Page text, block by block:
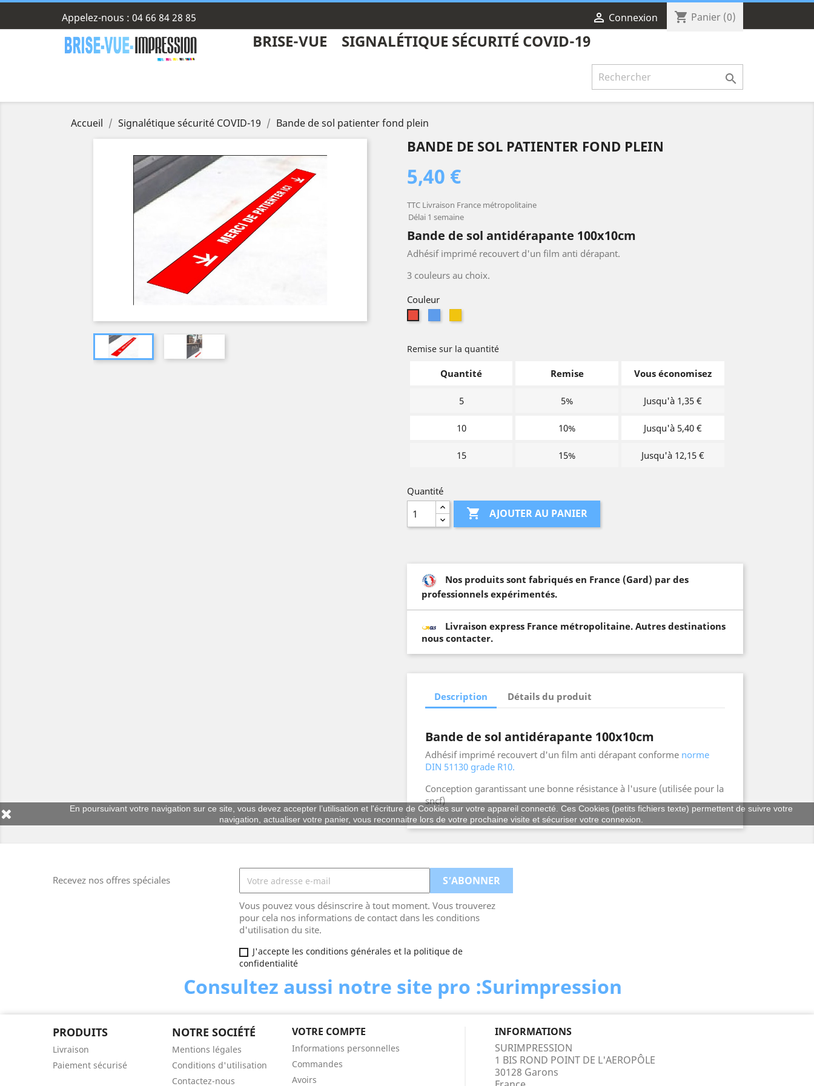
Appelez-nous : 04 66 84 28 85  Connexion shopping_cart Panier (0)
BRISE-VUE SIGNALÉTIQUE SÉCURITÉ COVID-19

Accueil Signalétique sécurité COVID-19 Bande de sol patienter fond plein
BANDE DE SOL PATIENTER FOND PLEIN
5,40 €
TTC Livraison France métropolitaine
Délai 1 semaine
Bande de sol antidérapante 100x10cm
Adhésif imprimé recouvert d'un film anti dérapant.
3 couleurs au choix.
Couleur
Remise sur la quantité
Quantité Remise Vous économisez
5 5% Jusqu'à 1,35 €
10 10% Jusqu'à 5,40 €
15 15% Jusqu'à 12,15 €
Quantité
 AJOUTER AU PANIER
Nos produits sont fabriqués en France (Gard) par des
professionnels expérimentés.
Livraison express France métropolitaine. Autres destinations
nous contacter.
Description Détails du produit
Bande de sol antidérapante 100x10cm
Adhésif imprimé recouvert d'un film anti dérapant conforme norme
DIN 51130 grade R10.
Conception garantissant une bonne résistance à l'usure (utilisée pour la
sncf)
Recevez nos offres spéciales
Vous pouvez vous désinscrire à tout moment. Vous trouverez
pour cela nos informations de contact dans les conditions
d'utilisation du site.
J'accepte les conditions générales et la politique de
confidentialité
Consultez aussi notre site pro :Surimpression
PRODUITS
Livraison
Paiement sécurisé
NOTRE SOCIÉTÉ
Mentions légales
Conditions d'utilisation
Contactez-nous
VOTRE COMPTE
Informations personnelles
Commandes
Avoirs
INFORMATIONS
SURIMPRESSION
1 BIS ROND POINT DE L'AEROPÔLE
30128 Garons
En poursuivant votre navigation sur ce site, vous devez accepter l’utilisation et l'écriture de Cookies sur votre appareil connecté. Ces Cookies (petits fichiers texte) permettent de suivre votre
navigation, actualiser votre panier, vous reconnaitre lors de votre prochaine visite et sécuriser votre connexion.